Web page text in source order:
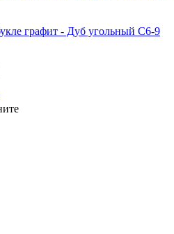
графит - Дуб угольный С6-9